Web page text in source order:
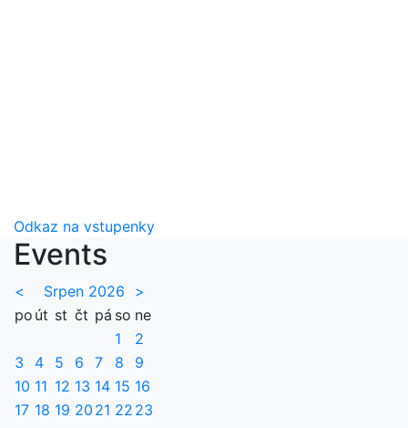
Odkaz na vstupenky
Events
< Srpen 2026
>
po út st čt pá so ne
1
2
3
4 5 6 7 8
9
10 11 12 13 14 15 16
17 18 19 20 21 22 23